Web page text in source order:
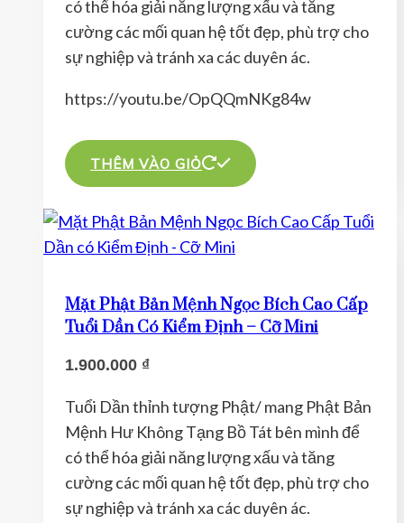
chọn
trên
trang
sản
có thể hóa giải năng lượng xấu và tăng
cường các mối quan hệ tốt đẹp, phù trợ cho
sự nghiệp và tránh xa các duyên ác.
https://youtu.be/OpQQmNKg84w
THÊM VÀO GIỎ
Mặt Phật Bản Mệnh Ngọc Bích Cao Cấp
Tuổi Dần Có Kiểm Định – Cỡ Mini
1.900.000 ₫
Tuổi Dần thỉnh tượng Phật/ mang Phật Bản
Mệnh Hư Không Tạng Bồ Tát bên mình để
có thể hóa giải năng lượng xấu và tăng
cường các mối quan hệ tốt đẹp, phù trợ cho
sự nghiệp và tránh xa các duyên ác.